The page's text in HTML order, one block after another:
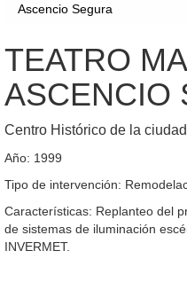
Ascencio Segura
TEATRO
ASCENCIO
Centro Histórico de la
Año: 1999
Tipo de intervención:
Características: Replanteo del
de sistemas de iluminación
INVERMET.